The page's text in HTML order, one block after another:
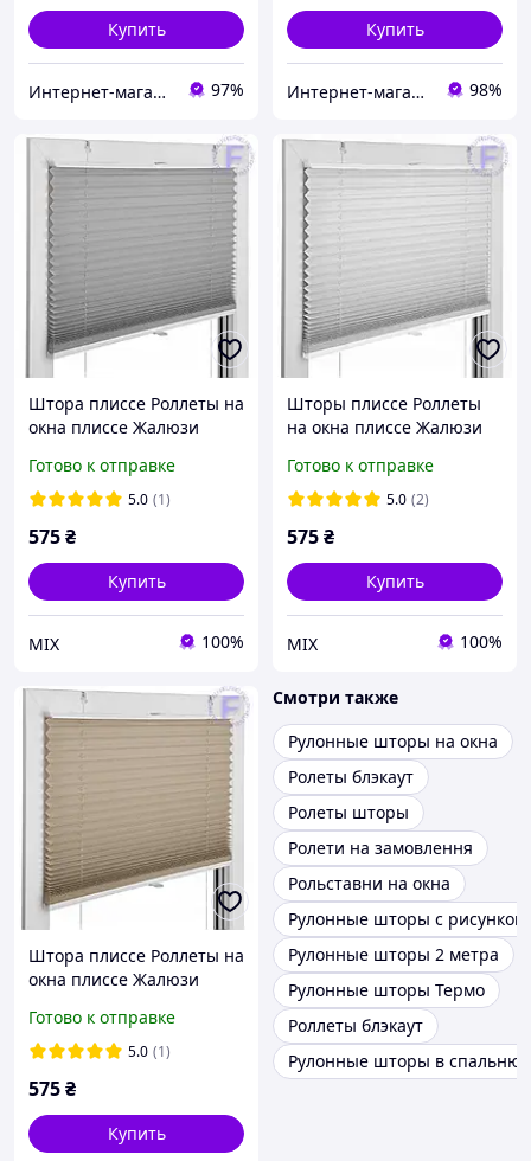
Купить
Интернет-магазин «Марко» 97%
Купить
Интернет-магазин Уют 98%
Штора плиссе Роллеты на
окна плиссе Жалюзи
Diego 526 Серый
Готово к отправке
5.0 (1)
575₴
Купить
МІХ 100%
Шторы плиссе Роллеты
на окна плиссе Жалюзи
Diego 522 Светло-серый
Готово к отправке
5.0 (2)
575₴
Купить
МІХ 100%
Штора плиссе Роллеты на
окна плиссе Жалюзи
Diego 555 Лате
Готово к отправке
5.0 (1)
575₴
Купить
Смотри также
Рулонные шторы на окна
Ролеты блэкаут
Ролеты шторы
Ролети на замовлення
Рольставни на окна
Рулонные шторы с рисунком
Рулонные шторы 2 метра
Рулонные шторы Термо
Роллеты блэкаут
Рулонные шторы в спальню